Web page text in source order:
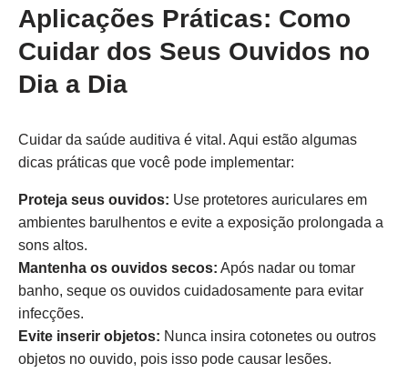
Aplicações Práticas: Como
Cuidar dos Seus Ouvidos no
Dia a Dia
Cuidar da saúde auditiva é vital. Aqui estão algumas
dicas práticas que você pode implementar:
Proteja seus ouvidos: Use protetores auriculares em
ambientes barulhentos e evite a exposição prolongada a
sons altos.
Mantenha os ouvidos secos: Após nadar ou tomar
banho, seque os ouvidos cuidadosamente para evitar
infecções.
Evite inserir objetos: Nunca insira cotonetes ou outros
objetos no ouvido, pois isso pode causar lesões.